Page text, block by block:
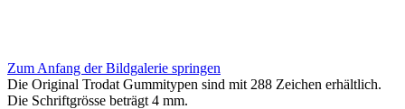
Zum Anfang der Bildgalerie springen
Die Original Trodat Gummitypen sind mit 288 Zeichen erhältlich.
Die Schriftgrösse beträgt 4 mm.